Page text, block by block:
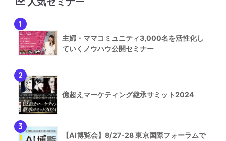
1
主婦・ママコミュニティ3,000名を活性化し
ていくノウハウ公開セミナー
2
億超えマーケティング継承サミット2024
3
【AI博覧会】8/27-28 東京国際フォーラムで